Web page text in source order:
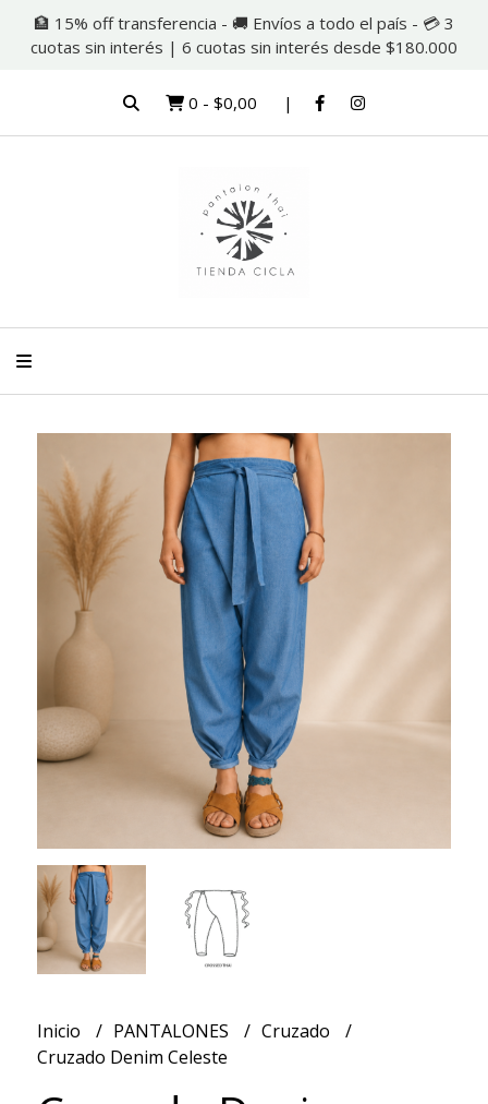
🏦 15% off transferencia - 🚚 Envíos a todo el país - 💳 3
cuotas sin interés | 6 cuotas sin interés desde $180.000
0 - $0,00
Inicio PANTALONES
Cruzado
Cruzado Denim Celeste